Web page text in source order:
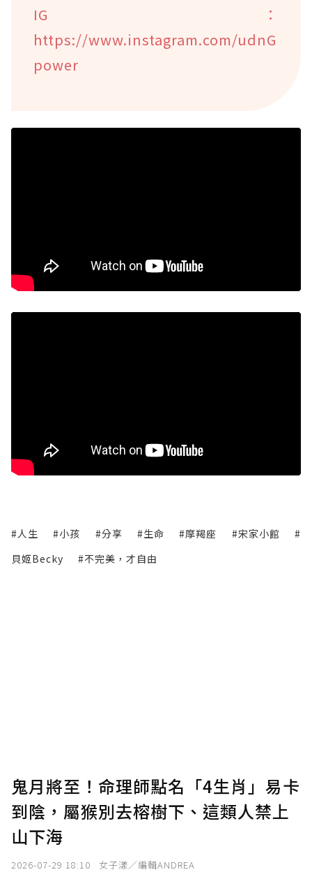
IG：
https://www.instagram.com/udnG
power
#人生 #小孩 #分享 #生命 #摩羯座 #宋家小館
#
貝姬Becky
#不完美，才自由
鬼月將至！命理師點名「4生肖」易卡
到陰，屬猴別去榕樹下、這類人禁上
山下海
2026-07-29 18:10 女子漾／編輯ANDREA